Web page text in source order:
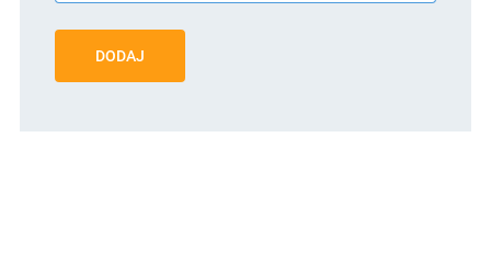
DODAJ